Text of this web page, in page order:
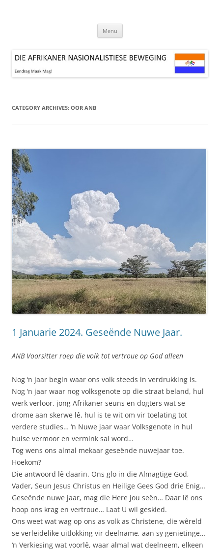
BEWEGING
Menu
CATEGORY ARCHIVES: OOR ANB
1 Januarie 2024. Geseënde Nuwe Jaar.
ANB Voorsitter roep die volk tot vertroue op God alleen
Nog ‘n jaar begin waar ons volk steeds in verdrukking is.
Nog ‘n jaar waar nog volksgenote op die straat beland, hul
werk verloor, jong Afrikaner seuns en dogters wat se
drome aan skerwe lê, hul is te wit om vir toelating tot
verdere studies… ‘n Nuwe jaar waar Volksgenote in hul
huise vermoor en vermink sal word…
Tog wens ons almal mekaar geseënde nuwejaar toe.
Hoekom?
Die antwoord lê daarin. Ons glo in die Almagtige God,
Vader, Seun Jesus Christus en Heilige Gees God drie Enig…
Geseënde nuwe jaar, mag die Here jou seën… Daar lê ons
hoop ons krag en vertroue… Laat U wil geskied.
Ons weet wat wag op ons as volk as Christene, die wêreld
se verleidelike uitlokking vir deelname, aan sy genietinge…
‘n Verkiesing wat voorlê, waar almal wat deelneem, elkeen